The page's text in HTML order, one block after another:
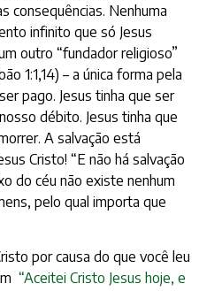
consequências. Nenhuma
infinito que só Jesus
outro “fundador religioso”
1:1,14) – a única forma pela
pago. Jesus tinha que ser
débito. Jesus tinha que
A salvação está
Cristo! “E não há salvação
do céu não existe nenhum
pelo qual importa que
por causa do que você leu
“Aceitei Cristo Jesus hoje, e